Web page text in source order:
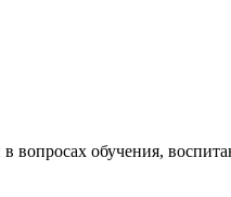
вопросах обучения,